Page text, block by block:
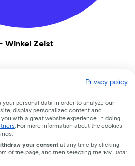
Winkel Zeist
Privacy policy
your personal data in order to analyze our
display personalized content and
with a great website experience. In doing
. For more information about the cookies
your consent at any time by clicking
of the page, and then selecting the 'My Data'